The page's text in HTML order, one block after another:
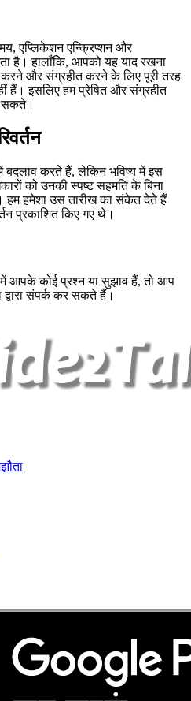
एप्लिकेशन एन्क्रिप्शन और
है। हालाँकि, आपको यह याद रखना
करने और संग्रहीत करने के लिए पूरी तरह
हैं। इसलिए हम प्रेषित और संग्रहीत
सकते।
बदलाव करते हैं, लेकिन भविष्य में इस
को उनकी स्पष्ट सहमति के बिना
हम हमेशा उस तारीख का संकेत देते हैं
प्रकाशित किए गए थे।
में आपके कोई प्रश्न या सुझाव हैं, तो आप
संपर्क कर सकते हैं।